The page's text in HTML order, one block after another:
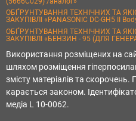
ОБҐРУНТУВАННЯ ТЕХНІЧНИХ ТА
ЗАКУПІВЛІ «PANASONIC DC-GH5 II
ОБҐРУНТУВАННЯ ТЕХНІЧНИХ ТА
ЗАКУПІВЛІ «БЕНЗИН - 95 (ДЛЯ
Використання розміщених на
шляхом розміщення
змісту матеріалів та
карається законом.
медіа L 10-0062.